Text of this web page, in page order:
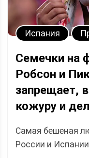
Испания
Семечки на
Робсон и
запрещает,
кожуру и
Самая бешеная
России и